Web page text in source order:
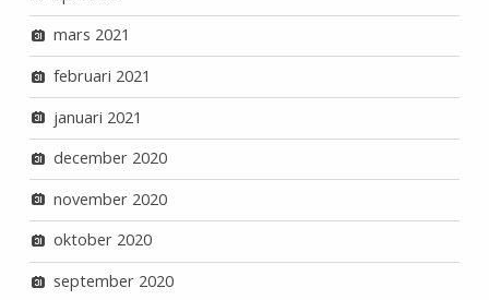
mars 2021
februari 2021
januari 2021
december 2020
november 2020
oktober 2020
september 2020